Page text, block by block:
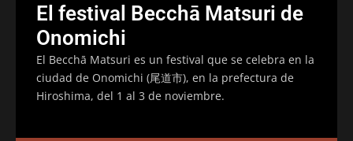
El festival Becchā Matsuri de
Onomichi
El Becchā Matsuri es un festival que se celebra en la
ciudad de Onomichi (尾道市), en la prefectura de
Hiroshima, del 1 al 3 de noviembre.